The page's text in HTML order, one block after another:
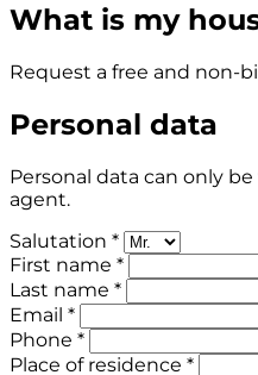
What is my
Request a free and non-
Personal data
Personal data can only
agent.
Salutation *
First name *
Last name *
Email *
Phone *
Place of residence *